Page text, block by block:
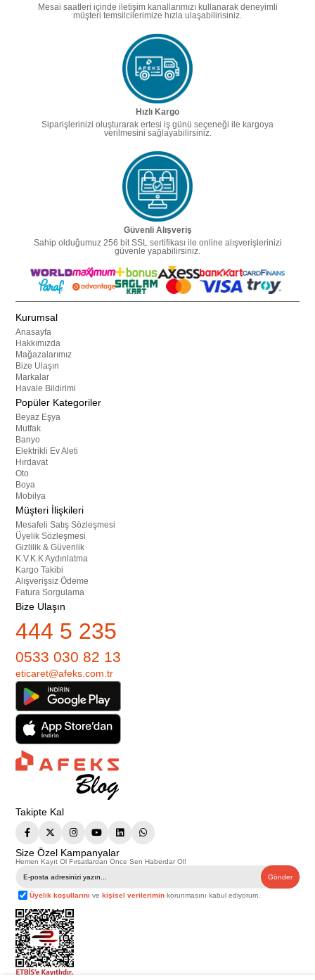
Mesai saatleri içinde iletişim kanallarımızı kullanarak deneyimli
müşteri temsilcilerimize hızla ulaşabilirisiniz.
Hızlı Kargo
Siparişlerinizi oluşturarak ertesi iş günü seçeneği ile kargoya
verilmesini sağlayabilirsiniz.
Güvenli Alışveriş
Sahip olduğumuz 256 bit SSL sertifikası ile online alışverişlerinizi
güvenle yapabilirsiniz.
Kurumsal
Anasayfa
Hakkımızda
Mağazalarımız
Bize Ulaşın
Markalar
Havale Bildirimi
Popüler Kategoriler
Beyaz Eşya
Mutfak
Banyo
Elektrikli Ev Aleti
Hırdavat
Oto
Boya
Mobilya
Müşteri İlişkileri
Mesafeli Satış Sözleşmesi
Üyelik Sözleşmesi
Gizlilik & Güvenlik
K.V.K.K Aydınlatma
Kargo Takibi
Alışverişsiz Ödeme
Fatura Sorgulama
Bize Ulaşın
444 5 235
0533 030 82 13
eticaret@afeks.com.tr
Takipte Kal
Size Özel Kampanyalar
Hemen Kayıt Ol Fırsatlardan Önce Sen Haberdar Ol!
Gönder
Üyelik koşullarını vekişisel verilerimin korunmasını kabul ediyorum.